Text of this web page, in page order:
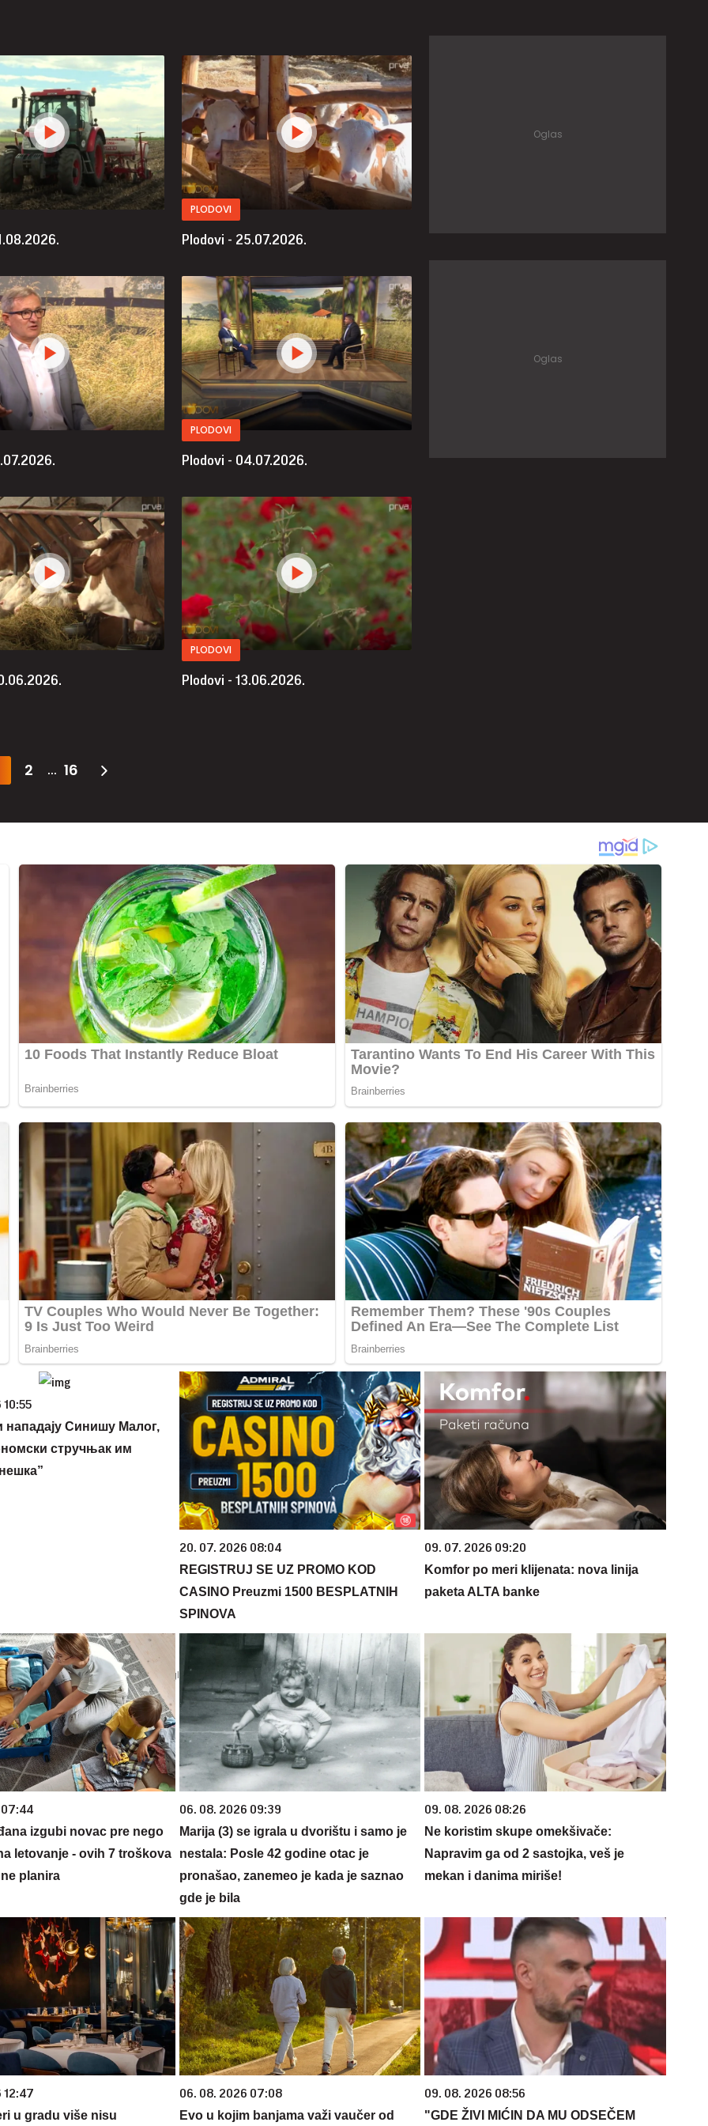
PLODOVI
Plodovi - 25.07.2026.
PLODOVI
Plodovi - 04.07.2026.
PLODOVI
Plodovi - 13.06.2026.
2 ... 16
нападају Синишу Малог,
стручњак им
20. 07. 2026 08:04
REGISTRUJ SE UZ PROMO KOD
CASINO Preuzmi 1500 BESPLATNIH
SPINOVA
09. 07. 2026 09:20
Komfor po meri klijenata: nova linija
paketa ALTA banke
07:44
izgubi novac pre nego
letovanje - ovih 7 troškova
planira
06. 08. 2026 09:39
Marija (3) se igrala u dvorištu i samo je
nestala: Posle 42 godine otac je
pronašao, zanemeo je kada je saznao
gde je bila
09. 08. 2026 08:26
Ne koristim skupe omekšivače:
Napravim ga od 2 sastojka, veš je
mekan i danima miriše!
12:47
u gradu više nisu
06. 08. 2026 07:08
Evo u kojim banjama važi vaučer od
09. 08. 2026 08:56
"GDE ŽIVI MIĆIN DA MU ODSEČEM